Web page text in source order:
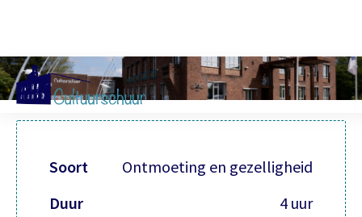
Soort
Ontmoeting en gezelligheid
Duur
4 uur